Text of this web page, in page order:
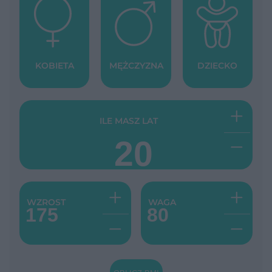
KOBIETA MĘŻCZYZNA DZIECKO
ILE MASZ LAT +
-
WZROST +
-
WAGA +
-